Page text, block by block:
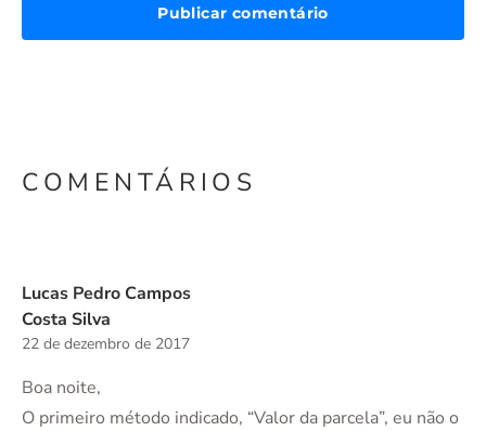
COMENTÁRIOS
Lucas Pedro Campos
Costa Silva
22 de dezembro de 2017
Boa noite,
O primeiro método indicado, “Valor da parcela”, eu não o